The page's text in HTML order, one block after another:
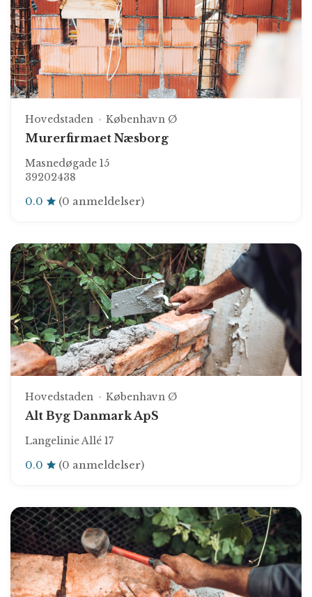
Hovedstaden København Ø
Murerfirmaet Næsborg
Masnedøgade 15
39202438
0.0 (0 anmeldelser)
Hovedstaden København Ø
Alt Byg Danmark ApS
Langelinie Allé 17
0.0 (0 anmeldelser)